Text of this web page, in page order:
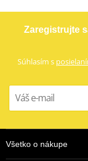
Zaregistrujte
Súhlasím s
Všetko o nákupe